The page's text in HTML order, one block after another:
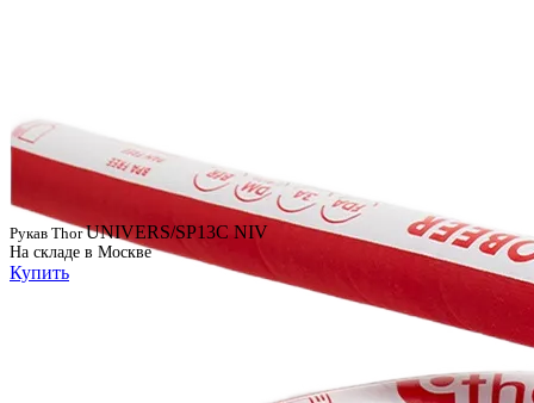
Рукав ThorUNIVERS/SP13C NIV
На складе в Москве
Купить